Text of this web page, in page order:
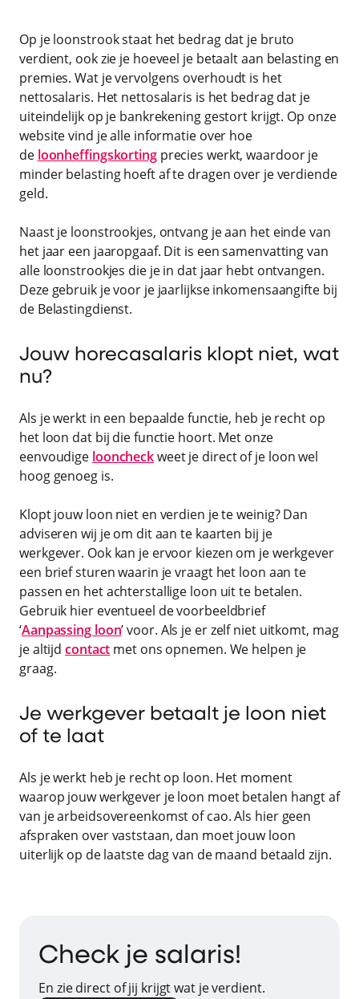
Op je loonstrook staat het bedrag dat je bruto
verdient, ook zie je hoeveel je betaalt aan belasting en
premies. Wat je vervolgens overhoudt is het
nettosalaris. Het nettosalaris is het bedrag dat je
uiteindelijk op je bankrekening gestort krijgt. Op onze
website vind je alle informatie over hoe
de loonheffingskortingprecies werkt, waardoor je
minder belasting hoeft af te dragen over je verdiende
geld.
Naast je loonstrookjes, ontvang je aan het einde van
het jaar een jaaropgaaf. Dit is een samenvatting van
alle loonstrookjes die je in dat jaar hebt ontvangen.
Deze gebruik je voor je jaarlijkse inkomensaangifte bij
de Belastingdienst.
Jouw horecasalaris klopt niet, wat
nu?
Als je werkt in een bepaalde functie, heb je recht op
het loon dat bij die functie hoort. Met onze
eenvoudige looncheckweet je direct of je loon wel
hoog genoeg is.
Klopt jouw loon niet en verdien je te weinig? Dan
adviseren wij je om dit aan te kaarten bij je
werkgever. Ook kan je ervoor kiezen om je werkgever
een brief sturen waarin je vraagt het loon aan te
passen en het achterstallige loon uit te betalen.
Gebruik hier eventueel de voorbeeldbrief
‘Aanpassing loon’ voor. Als je er zelf niet uitkomt, mag
je altijd contact met ons opnemen. We helpen je
graag.
Je werkgever betaalt je loon niet
of te laat
Als je werkt heb je recht op loon. Het moment
waarop jouw werkgever je loon moet betalen hangt af
van je arbeidsovereenkomst of cao. Als hier geen
afspraken over vaststaan, dan moet jouw loon
uiterlijk op de laatste dag van de maand betaald zijn.
Check je salaris!
En zie direct of jij krijgt wat je verdient.